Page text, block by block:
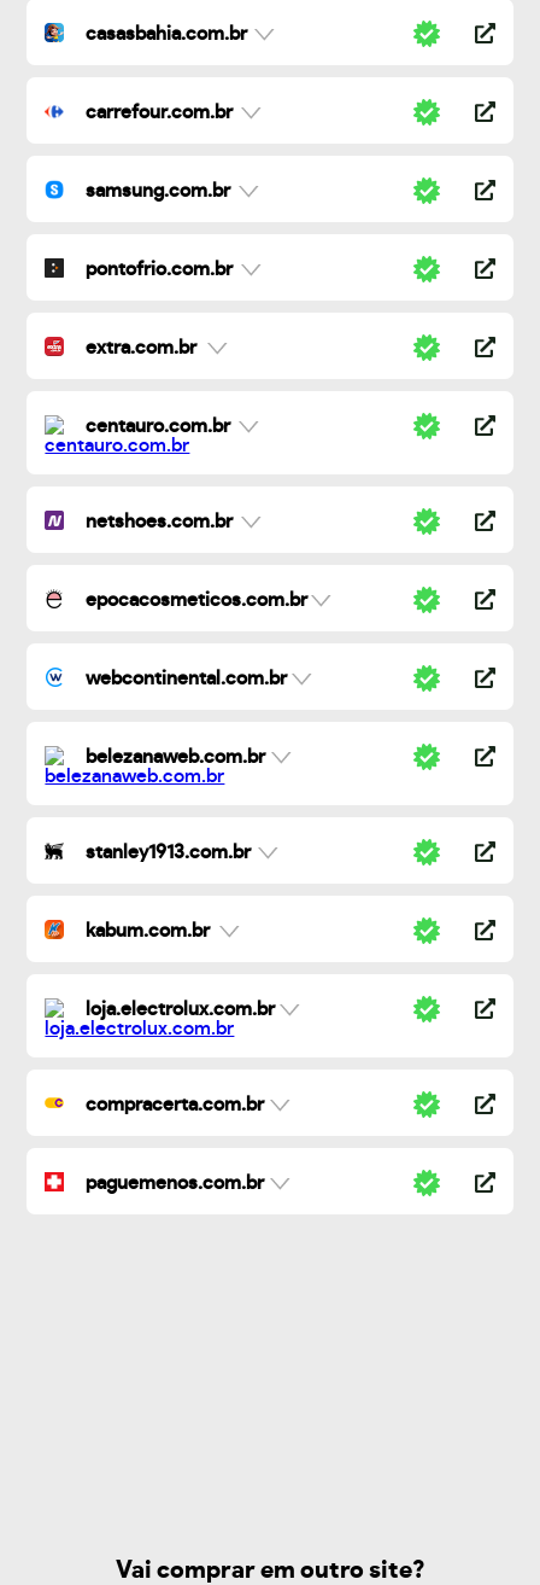
casasbahia.com.br
carrefour.com.br
samsung.com.br
pontofrio.com.br
extra.com.br
centauro.com.br
netshoes.com.br
epocacosmeticos.com.br
webcontinental.com.br
belezanaweb.com.br
stanley1913.com.br
kabum.com.br
loja.electrolux.com.br
compracerta.com.br
paguemenos.com.br
Vai comprar em outro site?